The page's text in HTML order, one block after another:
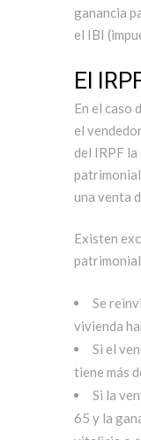
ganancia
el IBI
El
En el caso
el
del IRPF
una venta
Existen
Se
vivienda
Si el
tiene más
Si la
65 y la